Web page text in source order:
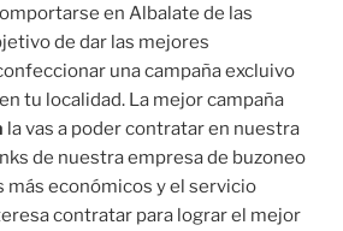
en Albalate de las
de dar las mejores
una campaña excluivo
tu localidad. La mejor campaña
la vas a poder contratar en nuestra
de nuestra empresa de buzoneo
más económicos y el servicio
contratar para lograr el mejor